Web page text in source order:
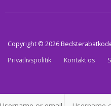
Copyright © 2026
Privatlivspolitik
Kontakt os